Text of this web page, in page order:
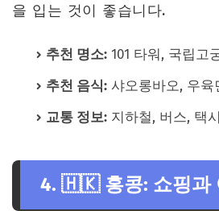
을 입는 것이 좋습니다.
추천 명소: 101 타워, 국립고
추천 음식: 샤오롱바오, 우육
교통 정보: 지하철, 버스, 택시
4. 🇭🇰 홍콩: 쇼핑과